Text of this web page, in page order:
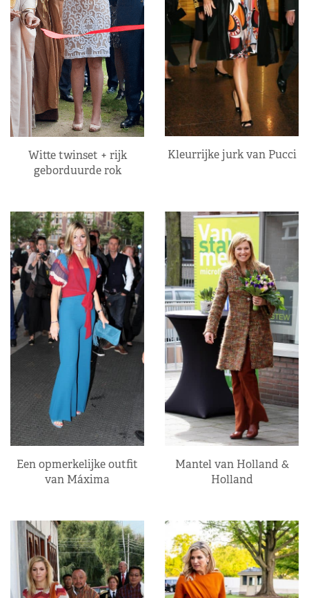
Witte twinset + rijk
geborduurde rok
Kleurrijke jurk van Pucci
Een opmerkelijke outfit
van Máxima
Mantel van Holland &
Holland